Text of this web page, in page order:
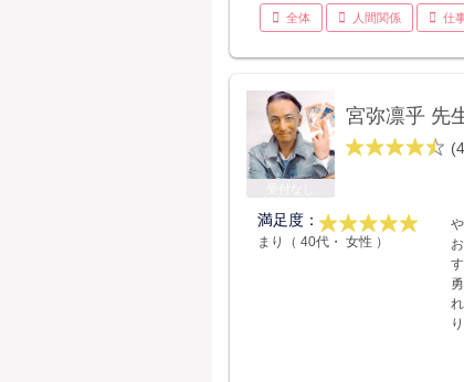
全体 人間関係 仕
宮弥凛乎 先
満足度：
まり（ 40代・ 女性 ）